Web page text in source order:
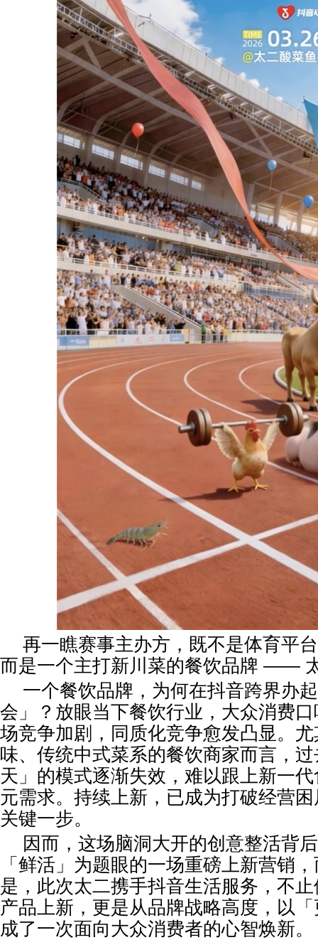
再一瞧赛事主办方，既不是体育平
而是一个主打新川菜的餐饮品牌 ——
一个餐饮品牌，为何在抖音跨界办
会」？放眼当下餐饮行业，大众消费
场竞争加剧，同质化竞争愈发凸显。
味、传统中式菜系的餐饮商家而言，
天」的模式逐渐失效，难以跟上新一
元需求。持续上新，已成为打破经营
关键一步。
因而，这场脑洞大开的创意整活背
「鲜活」为题眼的一场重磅上新营销
是，此次太二携手抖音生活服务，不
产品上新，更是从品牌战略高度，以
成了一次面向大众消费者的心智焕新。